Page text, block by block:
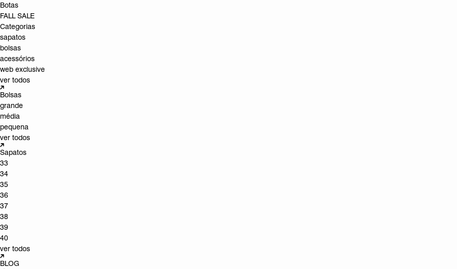
Botas
FALL SALE
Categorias
sapatos
bolsas
acessórios
web exclusive
ver todos
Bolsas
grande
média
pequena
ver todos
Sapatos
33
34
35
36
37
38
39
40
ver todos
BLOG